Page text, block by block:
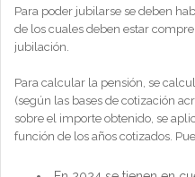
Para poder jubilarse se deben
de los cuales deben estar
jubilación.
Para calcular la pensión, se
(según las bases de cotización
sobre el importe obtenido, se
función de los años cotizados.